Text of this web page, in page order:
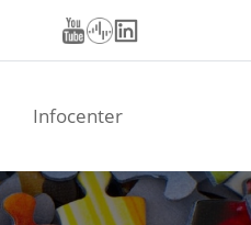
Infocenter